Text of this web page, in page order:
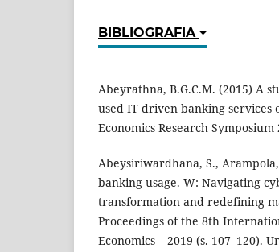
BIBLIOGRAFIA
Abeyrathna, B.G.C.M. (2015) A
used IT driven banking services
Economics Research Symposium
Abeysiriwardhana, S.,
banking usage. W: Navigating
transformation and redefining
Proceedings of the 8th
Economics – 2019 (s. 107–120).